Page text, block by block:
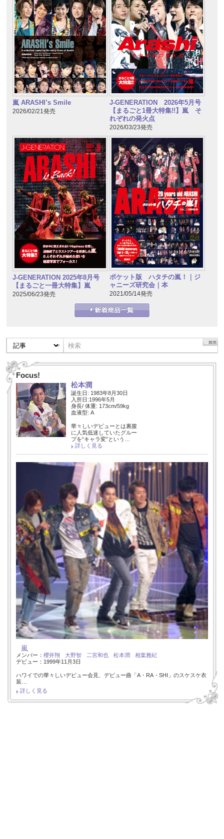
嵐 ARASHI’s Smile
2026/02/21発売
J-GENERATION 2026年5月号
【まるごと1冊大特集!!】嵐 そ
れぞれの発火点
2026/03/23発売
J-GENERATION 2025年8月号
【まるごと一冊大特集】嵐
2025/06/23発売
ポケット版 ハタチの嵐！｜ジ
ャニーズ研究会｜本
2021/05/14発売
Focus!
松本潤
誕生日: 1983年8月30日
入所日:1996年5月
身長/ 体重: 173cm/59kg
血液型: A
華々しいデビューとは裏腹
に人気低迷していたグルー
プを“キャラ変”という…
詳しく見る
嵐
メンバー： 櫻井翔 大野智 二宮和也 松本潤
相葉雅紀
デビュー：1999年11月3日
ハワイでの華々しいデビュー会見、デビュー曲「A・RA・SHI」のスケスケ衣
装…
詳しく見る